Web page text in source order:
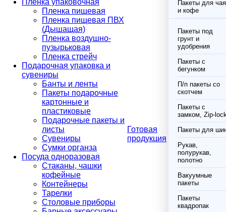
Пленка упаковочная
Пленка пищевая
Пленка пищевая ПВХ
(Дышащая)
Пленка воздушно-
пузырьковая
Пленка стрейч
Подарочная упаковка и
сувениры
Банты и ленты
Пакеты подарочные
картонные и
пластиковые
Подарочные пакеты и
листы
Сувениры
Сумки органза
Посуда одноразовая
Стаканы, чашки
кофейные
Контейнеры
Тарелки
Столовые приборы
Готовая
продукция
Пакеты для чая
и кофе
Пакеты под
грунт и
удобрения
Пакеты с
бегунком
П/п пакеты со
скотчем
Пакеты с
замком, Zip-
Пакеты для
Рукав,
полурукав,
полотно
Вакуумные
пакеты
Пакеты
квадропак